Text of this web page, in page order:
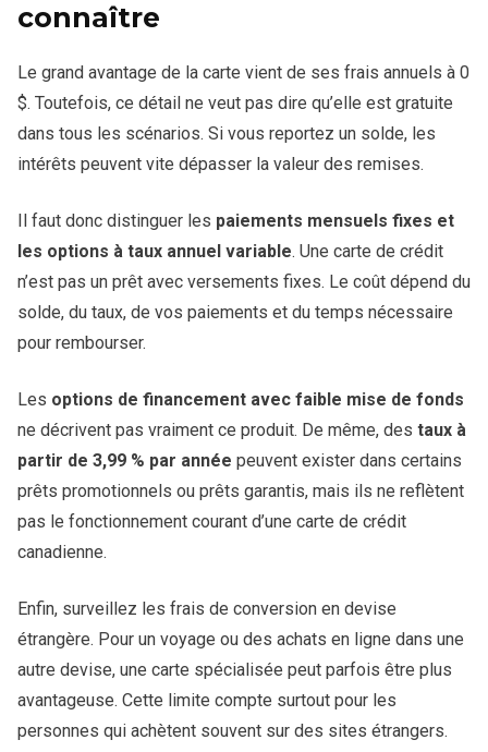
connaître
Le grand avantage de la carte vient de ses frais annuels à 0
$. Toutefois, ce détail ne veut pas dire qu’elle est gratuite
dans tous les scénarios. Si vous reportez un solde, les
intérêts peuvent vite dépasser la valeur des remises.
Il faut donc distinguer les paiements mensuels fixes et
les options à taux annuel variable. Une carte de crédit
n’est pas un prêt avec versements fixes. Le coût dépend du
solde, du taux, de vos paiements et du temps nécessaire
pour rembourser.
Les options de financement avec faible mise de fonds
ne décrivent pas vraiment ce produit. De même, des taux à
partir de 3,99 % par année peuvent exister dans certains
prêts promotionnels ou prêts garantis, mais ils ne reflètent
pas le fonctionnement courant d’une carte de crédit
canadienne.
Enfin, surveillez les frais de conversion en devise
étrangère. Pour un voyage ou des achats en ligne dans une
autre devise, une carte spécialisée peut parfois être plus
avantageuse. Cette limite compte surtout pour les
personnes qui achètent souvent sur des sites étrangers.